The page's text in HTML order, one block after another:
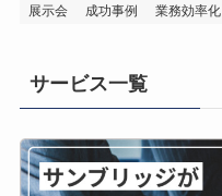
展示会
成功事例 業務効率化
サービス一覧